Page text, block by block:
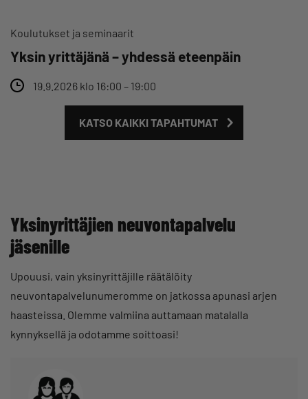
Koulutukset ja seminaarit
Yksin yrittäjänä – yhdessä eteenpäin
19.9.2026 klo 16:00 – 19:00
KATSO KAIKKI TAPAHTUMAT
Yksinyrittäjien neuvontapalvelu
jäsenille
Upouusi, vain yksinyrittäjille räätälöity
neuvontapalvelunumeromme on jatkossa apunasi arjen
haasteissa. Olemme valmiina auttamaan matalalla
kynnyksellä ja odotamme soittoasi!